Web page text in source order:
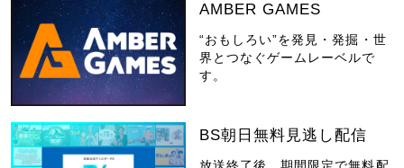
AMBER GAMES
“おもしろい”を発見・発掘・世
界とつなぐゲームレーベルで
す。
BS朝日無料見逃し配信
放送終了後、期間限定で無料配